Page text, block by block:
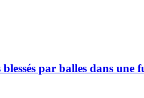
par balles dans une